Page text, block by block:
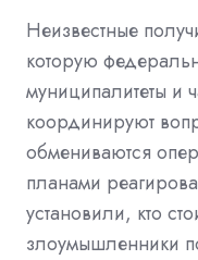
Неизвестные
которую
муниципалитеты и
координируют
обмениваются
планами
установили, кто
злоумышленники